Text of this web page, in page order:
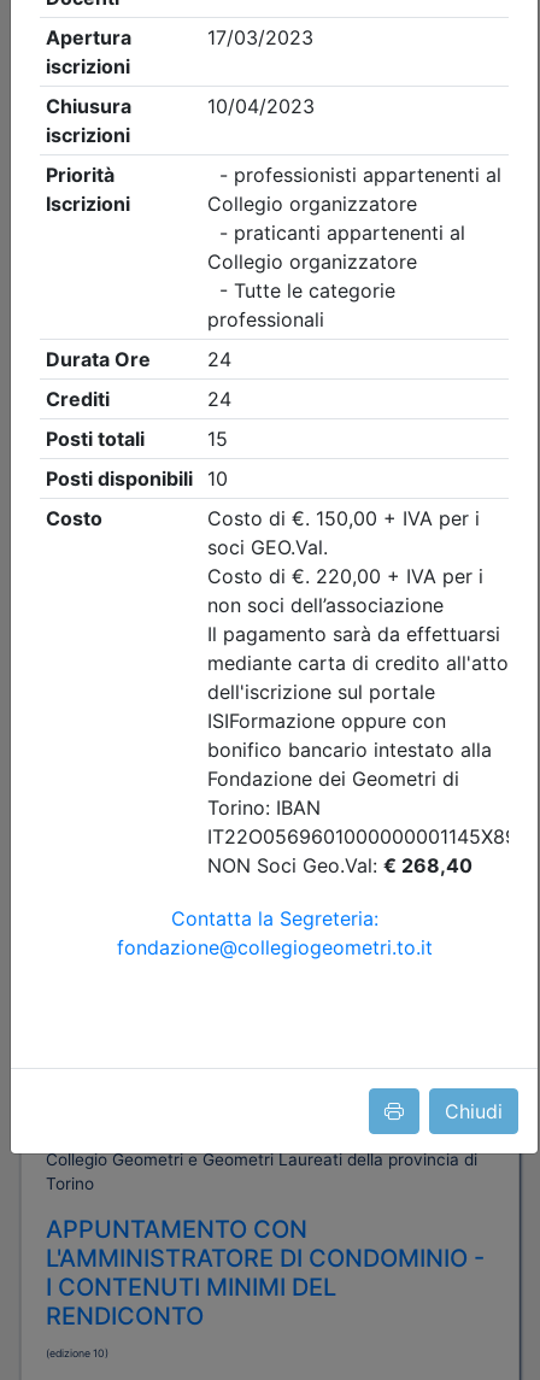
Chiudi
Gratuito
Collegio Geometri e Geometri Laureati della provincia di
Visita guidata CONVEGNO ANNUALE
DI CATEGORIA DEI GEOMETRI DELLA
ZONA DI PINEROLO
(edizione 4)
Data: 11/09/2026
Crediti:
2 cfp
Durata:2 ore
Iscrizioni:
dal 31/07/2026 al 09/09/2026
visita guidata
Allegati
Note
Posti disponibili: 94
Iscrizione
Collegio Geometri e Geometri Laureati della provincia di
Torino
APPUNTAMENTO CON
L'AMMINISTRATORE DI CONDOMINIO -
I CONTENUTI MINIMI DEL
RENDICONTO
(edizione 10)